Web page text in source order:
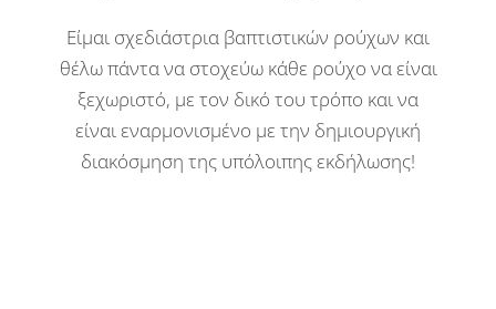
Είμαι σχεδιάστρια βαπτιστικών ρούχων και
θέλω πάντα να στοχεύω κάθε ρούχο να είναι
ξεχωριστό, με τον δικό του τρόπο και να
είναι εναρμονισμένο με την δημιουργική
διακόσμηση της υπόλοιπης εκδήλωσης!